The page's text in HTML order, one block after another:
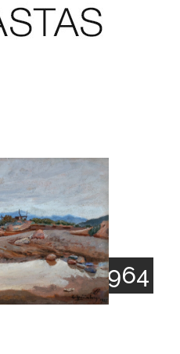
1896 - 1964